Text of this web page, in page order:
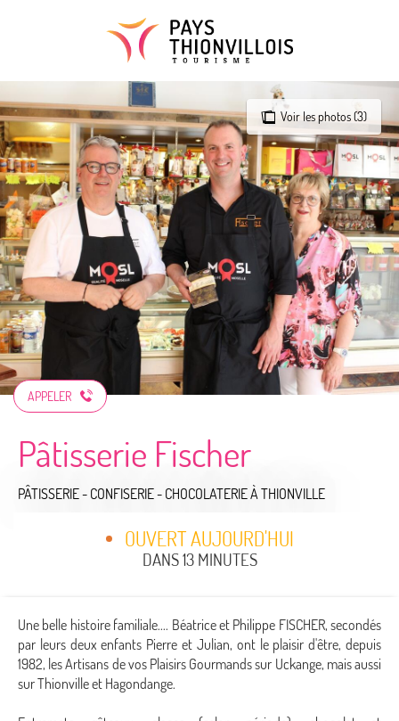
Voir les photos (3)
APPELER
Pâtisserie Fischer
PÂTISSERIE - CONFISERIE - CHOCOLATERIEÀ THIONVILLE
OUVERT AUJOURD'HUI
DANS 13 MINUTES
Une belle histoire familiale.... Béatrice et Philippe FISCHER, secondés
par leurs deux enfants Pierre et Julian, ont le plaisir d'être, depuis
1982, les Artisans de vos Plaisirs Gourmands sur Uckange, mais aussi
sur Thionville et Hagondange.